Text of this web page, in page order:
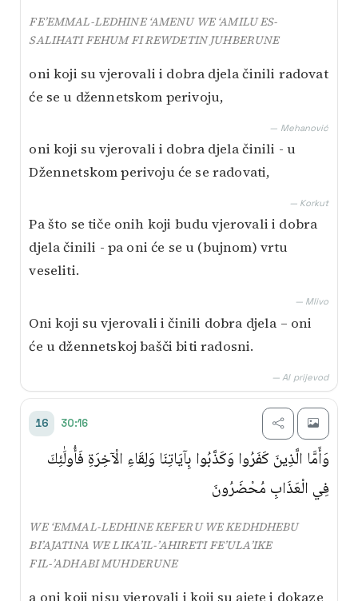
FE’EMMAL-LEDHINE ‘AMENU WE ‘AMILU ES-
SALIHATI FEHUM FI REWDETIN JUHBERUNE
oni koji su vjerovali i dobra djela činili radovat
će se u džennetskom perivoju,
— Mehanović
oni koji su vjerovali i dobra djela činili - u
Džennetskom perivoju će se radovati,
— Korkut
Pa što se tiče onih koji budu vjerovali i dobra
djela činili - pa oni će se u (bujnom) vrtu
veseliti.
— Mlivo
Oni koji su vjerovali i činili dobra djela – oni
će u džennetskoj bašči biti radosni.
— AI prijevod
16 30:16
وَأَمَّا الَّذِينَ كَفَرُوا وَكَذَّبُوا بِآيَاتِنَا وَلِقَاءِ الْآخِرَةِ فَأُولَٰئِكَ
فِي الْعَذَابِ مُحْضَرُونَ
WE ‘EMMAL-LEDHINE KEFERU WE KEDHDHEBU
BI’AJATINA WE LIKA’IL-’AHIRETI FE’ULA’IKE
FIL-’ADHABI MUHDERUNE
a oni koji nisu vjerovali i koji su ajete i dokaze